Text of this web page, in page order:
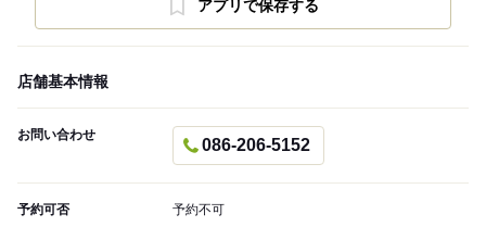
アプリで保存する
店舗基本情報
お問い合わせ
086-206-5152
予約可否 予約不可